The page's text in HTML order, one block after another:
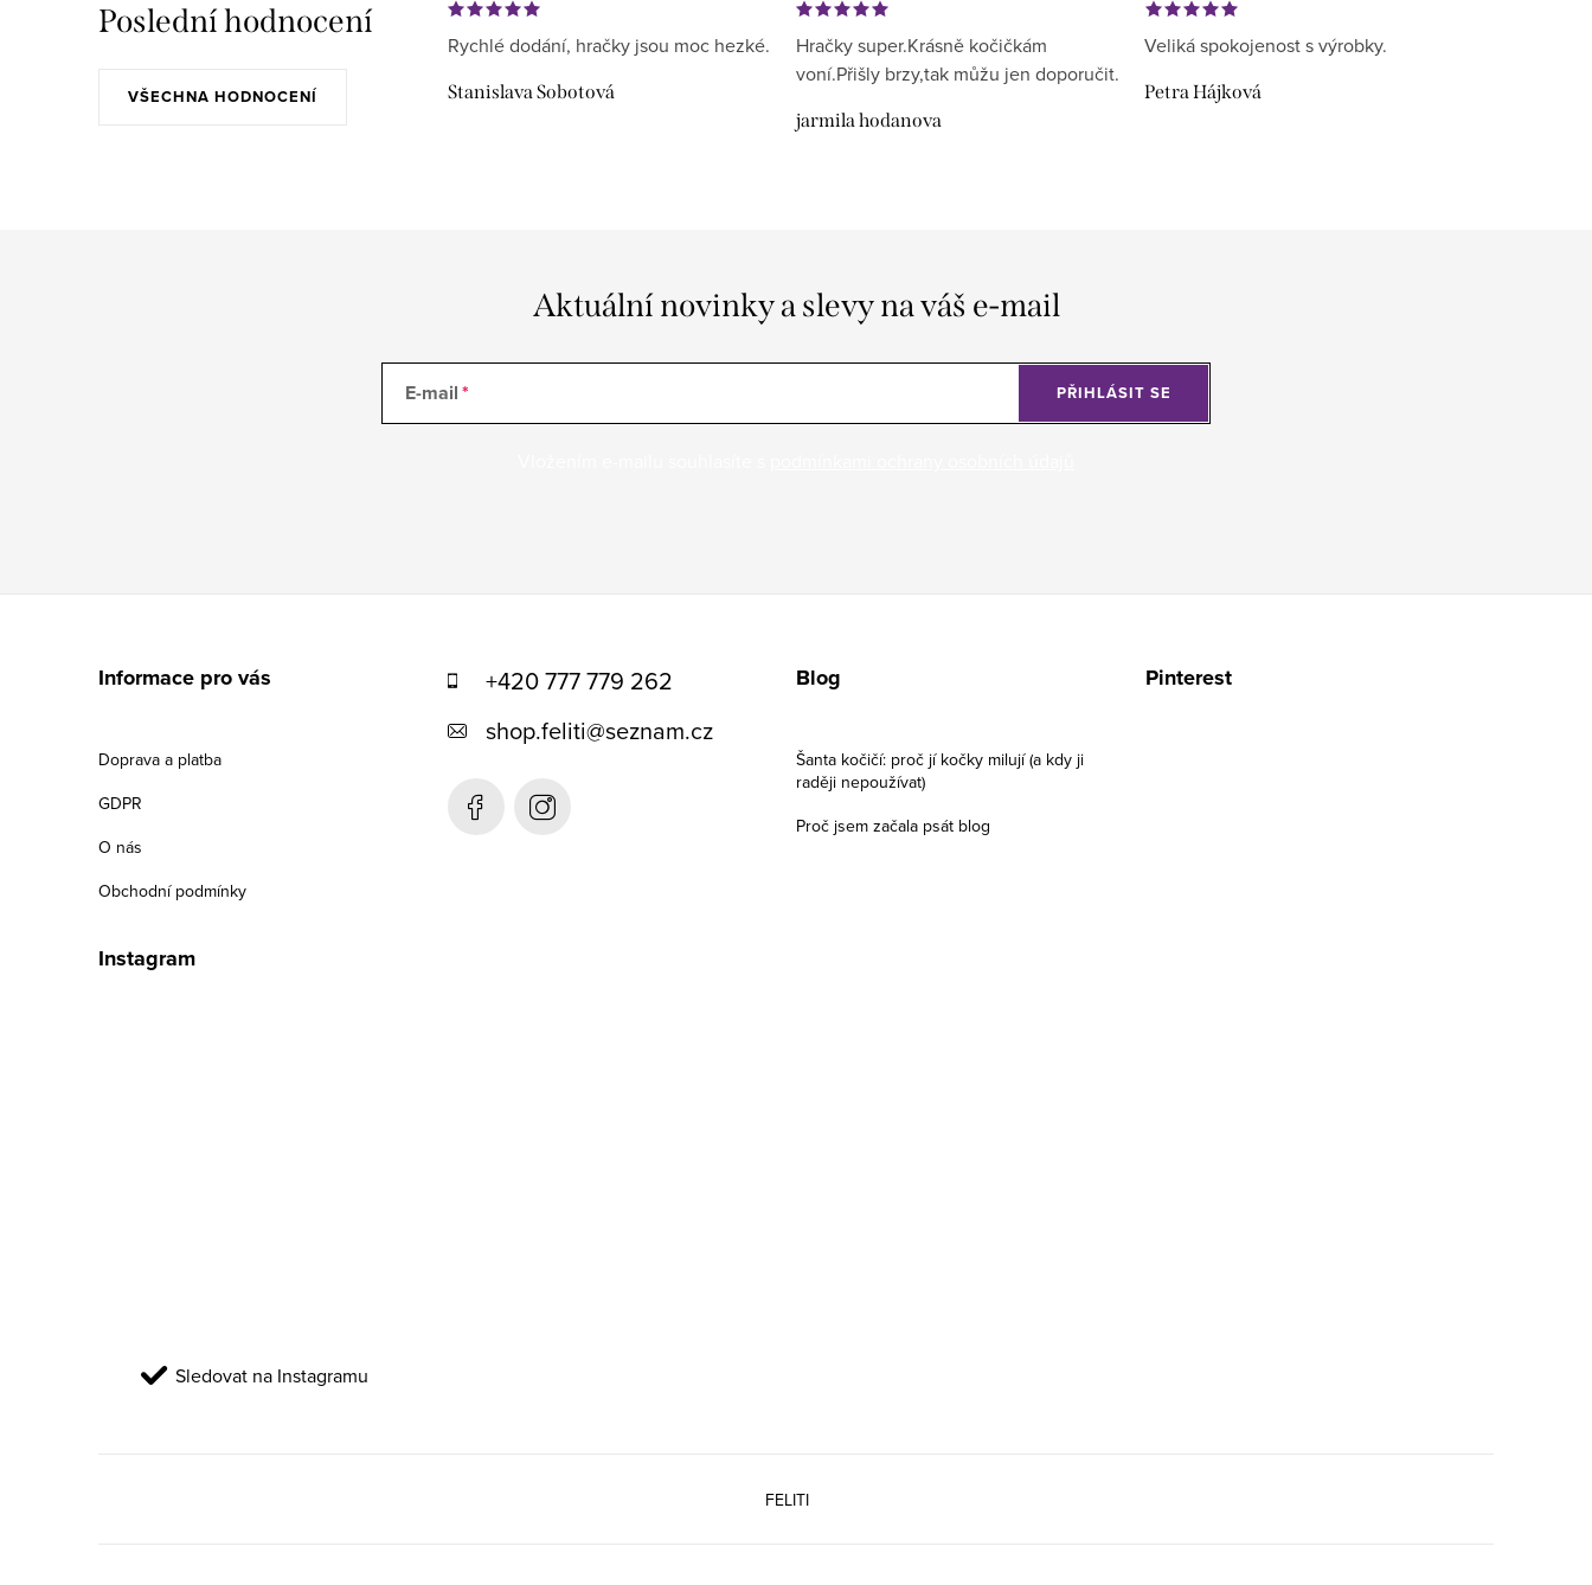
Poslední hodnocení
VŠECHNA HODNOCENÍ
Rychlé dodání, hračky jsou moc hezké.
Stanislava Sobotová
Hračky super.Krásně kočičkám
voní.Přišly brzy,tak můžu jen doporučit.
jarmila hodanova
Veliká spokojenost s výrobky.
Petra Hájková
Aktuální novinky a slevy na váš e-mail
E-mail PŘIHLÁSIT SE
Informace pro vás
Doprava a platba
GDPR
O nás
Obchodní podmínky
+420 777 779 262
shop.feliti@seznam.cz
Blog
Šanta kočičí: proč jí kočky milují (a kdy ji
raději nepoužívat)
Proč jsem začala psát blog
Pinterest
Instagram
Sledovat na Instagramu
FELITI